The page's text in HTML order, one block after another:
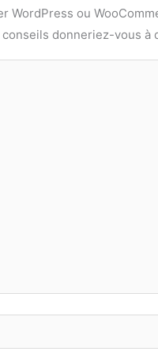
WordPress ou
donneriez-vous à